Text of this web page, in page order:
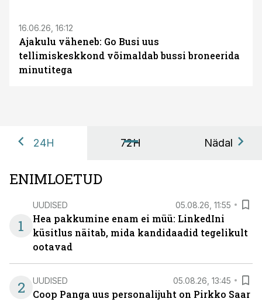
16.06.26, 16:12
Ajakulu väheneb: Go Busi uus
tellimiskeskkond võimaldab bussi broneerida
minutitega
24H 72H Nädal
ENIMLOETUD
1
UUDISED 05.08.26, 11:55
Hea pakkumine enam ei müü: LinkedIni
küsitlus näitab, mida kandidaadid tegelikult
ootavad
2 UUDISED 05.08.26, 13:45
Coop Panga uus personalijuht on Pirkko Saar